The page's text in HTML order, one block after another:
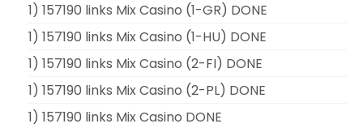
1) 157190 links Mix Casino (1-GR) DONE
1) 157190 links Mix Casino (1-HU) DONE
1) 157190 links Mix Casino (2-FI) DONE
1) 157190 links Mix Casino (2-PL) DONE
1) 157190 links Mix Casino DONE